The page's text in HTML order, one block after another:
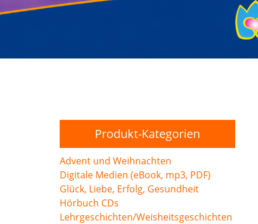
Produkt-Kategorien
Advent und Weihnachten
Digitale Medien (eBook, mp3, PDF)
Glück, Liebe, Erfolg, Gesundheit
Hörbuch CDs
Lehrgeschichten/Weisheitsgeschichten